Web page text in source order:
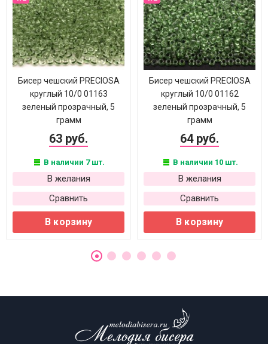
Бисер чешский PRECIOSA
круглый 10/0 01163
зеленый прозрачный, 5
грамм
63 руб.
В наличии 7 шт.
В желания
Сравнить
В корзину
Бисер чешский PRECIOSA
круглый 10/0 01162
зеленый прозрачный, 5
грамм
64 руб.
В наличии 10 шт.
В желания
Сравнить
В корзину